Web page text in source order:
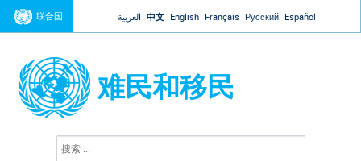
Jump to navigation
联合国 العربية 中文 English Français Русский Español
难民和移民
搜
索